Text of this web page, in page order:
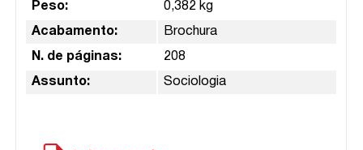
Peso: 0,382 kg
Acabamento: Brochura
N. de páginas: 208
Assunto: Sociologia